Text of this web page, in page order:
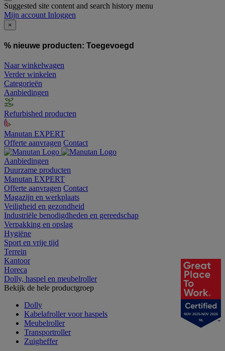
Suggested site content and search history menu
Mijn account Inloggen
×
% nieuwe producten: Toegevoegd
Naar winkelwagen
Verder winkelen
Categorieën
Aanbiedingen
Refurbished producten
Manutan EXPERT
Offerte aanvragen Contact
Aanbiedingen
Duurzame producten
Manutan EXPERT
Offerte aanvragen Contact
Magazijn en werkplaats
Veiligheid en gezondheid
Industriële benodigdheden en gereedschap
Verpakking en opslag
Hygiëne
Sport en vrije tijd
Terrein
Kantoor
Horeca
Dolly, haspel en meubelroller
Bekijk de hele productgroep
Dolly
Kabelafroller voor haspels
Meubelroller
Transportroller
Zuigheffer
NOV 2025-NOV 2026
NL